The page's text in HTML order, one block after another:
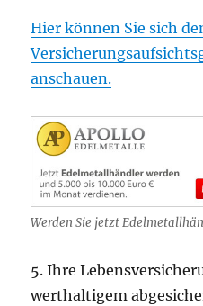
Hier können Sie sich
anschauen.
Werden Sie jetzt
5. Ihre
werthaltigem